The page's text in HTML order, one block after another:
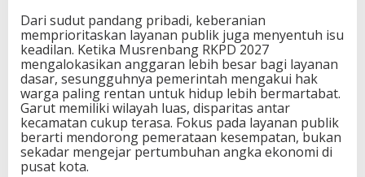
Dari sudut pandang pribadi, keberanian
memprioritaskan layanan publik juga menyentuh isu
keadilan. Ketika Musrenbang RKPD 2027
mengalokasikan anggaran lebih besar bagi layanan
dasar, sesungguhnya pemerintah mengakui hak
warga paling rentan untuk hidup lebih bermartabat.
Garut memiliki wilayah luas, disparitas antar
kecamatan cukup terasa. Fokus pada layanan publik
berarti mendorong pemerataan kesempatan, bukan
sekadar mengejar pertumbuhan angka ekonomi di
pusat kota.